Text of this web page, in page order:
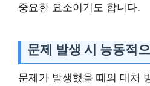
중요한 요소이기도 합니다.
문제 발생 시 능동적
문제가 발생했을 때의 대처